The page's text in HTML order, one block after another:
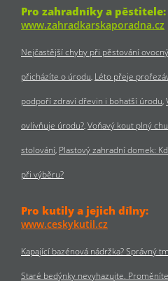
Pro zahradníky a pěstitele:
www.zahradkarskaporadna.cz
Nejčastější chyby při pěstování
přicházíte o úrodu Léto přeje
podpoří zdraví dřevin i bohatší úrodu
ovlivňuje úrodu? Voňavý kout plný
stolování Plastový zahradní domek:
při výběru?
Pro kutily a jejich dílny:
www.ceskykutil.cz
Kapající bazénová nádržka? Správný
Staré bedýnky nevyhazujte.